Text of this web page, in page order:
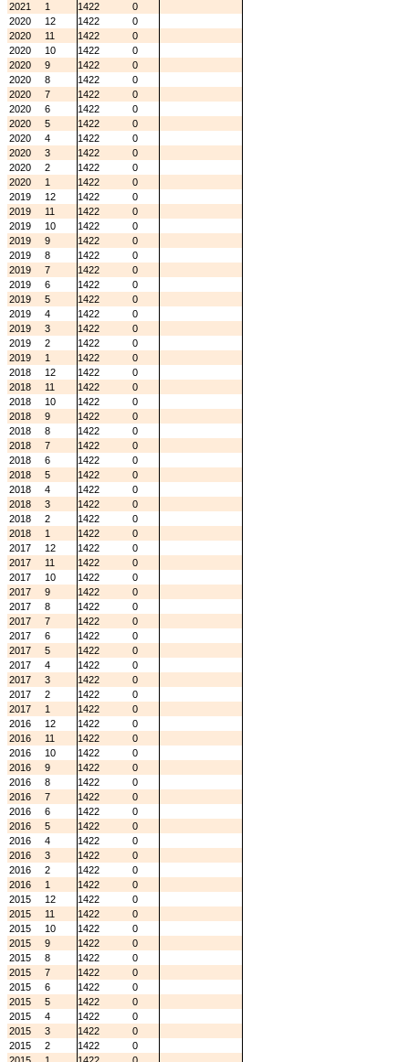
2021
1 1422
0
2020
12 1422
0
2020
11 1422
0
2020
10 1422
0
2020
9 1422
0
2020
8 1422
0
2020
7 1422
0
2020
6 1422
0
2020
5 1422
0
2020
4 1422
0
2020
3 1422
0
2020
2 1422
0
2020
1 1422
0
2019
12 1422
0
2019
11 1422
0
2019
10 1422
0
2019
9 1422
0
2019
8 1422
0
2019
7 1422
0
2019
6 1422
0
2019
5 1422
0
2019
4 1422
0
2019
3 1422
0
2019
2 1422
0
2019
1 1422
0
2018
12 1422
0
2018
11 1422
0
2018
10 1422
0
2018
9 1422
0
2018
8 1422
0
2018
7 1422
0
2018
6 1422
0
2018
5 1422
0
2018
4 1422
0
2018
3 1422
0
2018
2 1422
0
2018
1 1422
0
2017
12 1422
0
2017
11 1422
0
2017
10 1422
0
2017
9 1422
0
2017
8 1422
0
2017
7 1422
0
2017
6 1422
0
2017
5 1422
0
2017
4 1422
0
2017
3 1422
0
2017
2 1422
0
2017
1 1422
0
2016
12 1422
0
2016
11 1422
0
2016
10 1422
0
2016
9 1422
0
2016
8 1422
0
2016
7 1422
0
2016
6 1422
0
2016
5 1422
0
2016
4 1422
0
2016
3 1422
0
2016
2 1422
0
2016
1 1422
0
2015
12 1422
0
2015
11 1422
0
2015
10 1422
0
2015
9 1422
0
2015
8 1422
0
2015
7 1422
0
2015
6 1422
0
2015
5 1422
0
2015
4 1422
0
2015
3 1422
0
2015
2 1422
0